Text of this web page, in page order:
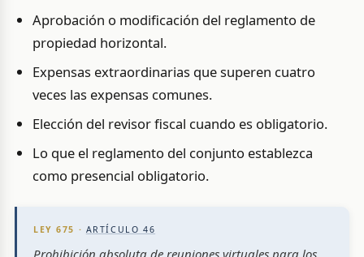
Aprobación o modificación del reglamento de
propiedad horizontal.
Expensas extraordinarias que superen cuatro
veces las expensas comunes.
Elección del revisor fiscal cuando es obligatorio.
Lo que el reglamento del conjunto establezca
como presencial obligatorio.
LEY 675 · ARTÍCULO 46
Prohibición absoluta de reuniones virtuales para los